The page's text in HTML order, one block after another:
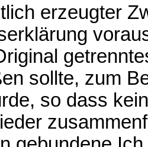
erzeugter
sollte, zum
so dass